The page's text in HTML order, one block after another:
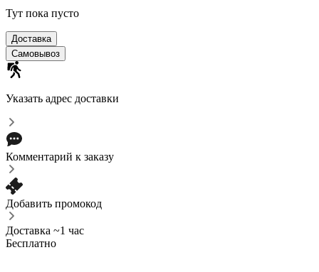
Тут пока пусто
Доставка
Самовывоз
Указать адрес доставки
Комментарий к заказу
Добавить промокод
Доставка ~1 час
Бесплатно